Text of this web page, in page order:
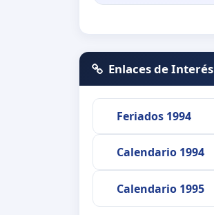
Enlaces de Interés
Feriados 1994
Calendario 1994
Calendario 1995